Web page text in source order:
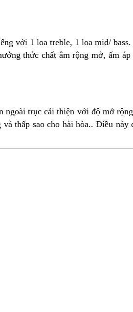
với 1 loa treble, 1 loa mid/
thức chất âm rộng mở, ấm
trục cải thiện với độ mở
thấp sao cho hài hòa.. Điều